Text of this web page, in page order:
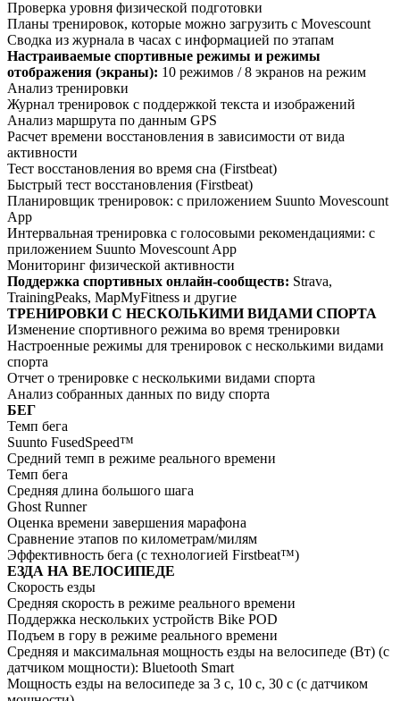
Проверка уровня физической подготовки
Планы тренировок, которые можно загрузить с Movescount
Сводка из журнала в часах с информацией по этапам
Настраиваемые спортивные режимы и режимы
отображения (экраны): 10 режимов / 8 экранов на режим
Анализ тренировки
Журнал тренировок с поддержкой текста и изображений
Анализ маршрута по данным GPS
Расчет времени восстановления в зависимости от вида
активности
Тест восстановления во время сна (Firstbeat)
Быстрый тест восстановления (Firstbeat)
Планировщик тренировок: с приложением Suunto Movescount
App
Интервальная тренировка с голосовыми рекомендациями: с
приложением Suunto Movescount App
Мониторинг физической активности
Поддержка спортивных онлайн-сообществ: Strava,
TrainingPeaks, MapMyFitness и другие
ТРЕНИРОВКИ С НЕСКОЛЬКИМИ ВИДАМИ СПОРТА
Изменение спортивного режима во время тренировки
Настроенные режимы для тренировок с несколькими видами
спорта
Отчет о тренировке с несколькими видами спорта
Анализ собранных данных по виду спорта
БЕГ
Темп бега
Suunto FusedSpeed™
Средний темп в режиме реального времени
Темп бега
Средняя длина большого шага
Ghost Runner
Оценка времени завершения марафона
Сравнение этапов по километрам/милям
Эффективность бега (с технологией Firstbeat™)
ЕЗДА НА ВЕЛОСИПЕДЕ
Скорость езды
Средняя скорость в режиме реального времени
Поддержка нескольких устройств Bike POD
Подъем в гору в режиме реального времени
Средняя и максимальная мощность езды на велосипеде (Вт) (с
датчиком мощности): Bluetooth Smart
Мощность езды на велосипеде за 3 с, 10 с, 30 с (с датчиком